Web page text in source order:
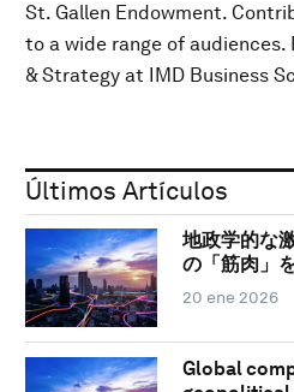
St. Gallen Endowment.
to a wide range of
& Strategy at IMD Business
Últimos Artículos
地政学的な
の「筋肉」
20 ene 2026
Global